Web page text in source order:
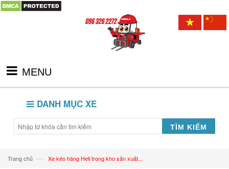
MENU
DANH MỤC XE
TÌM KIẾM
Trang chủ —› Xe kéo hàng Heli trong kho sản xuất...